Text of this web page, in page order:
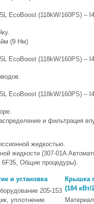
(9 Нм)
и фильтрация
жидкостью.
жидкости (307-01A
6F35, Общие процедуры).
и установка
205-153
уплотнение
Крышка
(184